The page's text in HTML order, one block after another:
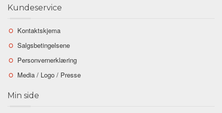
Kundeservice
Kontaktskjema
Salgsbetingelsene
Personvernerklæring
Media / Logo / Presse
Min side